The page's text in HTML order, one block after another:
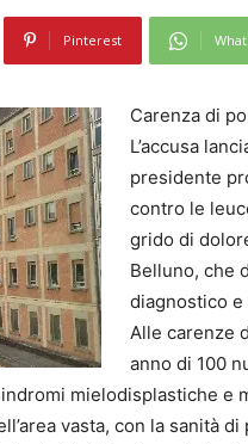
Pinterest
Carenza di
L’accusa
presidente
contro le
grido di
Belluno, che
diagnostico
Alle carenze
anno di 100
mielodisplastiche e
vasta, con la sanità